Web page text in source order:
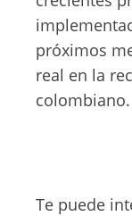
próximos
real en la
colombiano.
Te puede